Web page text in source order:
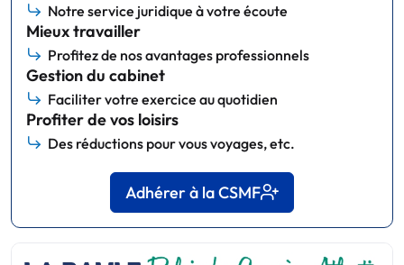
Notre service juridique à votre écoute
Mieux travailler
Profitez de nos avantages professionnels
Gestion du cabinet
Faciliter votre exercice au quotidien
Profiter de vos loisirs
Des réductions pour vous voyages, etc.
Adhérer à la CSMF